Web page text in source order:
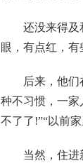
还没来得及和
眼，有点红，有
后来，他们在
种不习惯，一家
不了了!”“以前
当然，住进新